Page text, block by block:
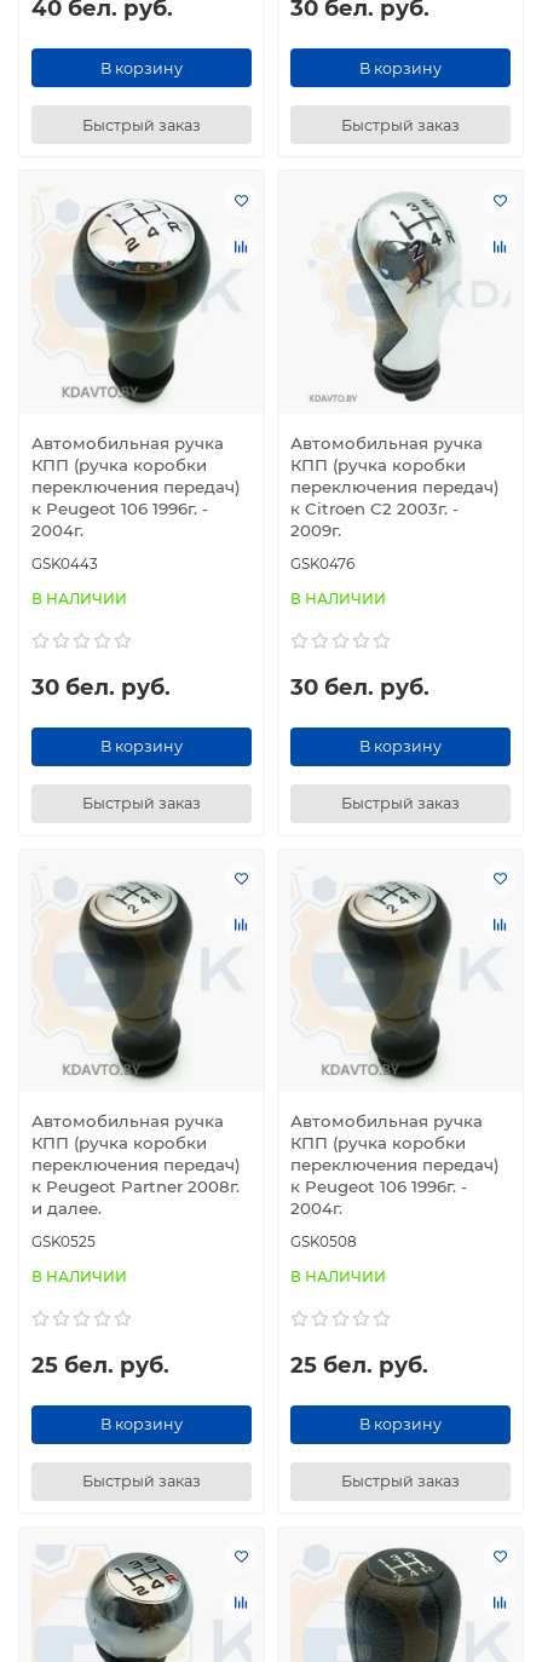
40 бел. руб.
В корзину
Быстрый заказ
30 бел. руб.
В корзину
Быстрый заказ
Автомобильная ручка
КПП (ручка коробки
переключения передач)
к Peugeot 106 1996г. -
2004г.
GSK0443
В НАЛИЧИИ
30 бел. руб.
В корзину
Быстрый заказ
Автомобильная ручка
КПП (ручка коробки
переключения передач)
к Citroen C2 2003г. -
2009г.
GSK0476
В НАЛИЧИИ
30 бел. руб.
В корзину
Быстрый заказ
Автомобильная ручка
КПП (ручка коробки
переключения передач)
к Peugeot Partner 2008г.
и далее.
GSK0525
В НАЛИЧИИ
25 бел. руб.
В корзину
Быстрый заказ
Автомобильная ручка
КПП (ручка коробки
переключения передач)
к Peugeot 106 1996г. -
2004г.
GSK0508
В НАЛИЧИИ
25 бел. руб.
В корзину
Быстрый заказ